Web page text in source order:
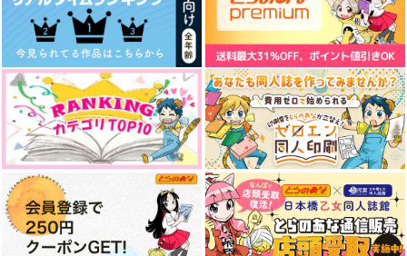
作品詳細 作品詳細 作品詳細
カリジャミの踊ったり
遊んだりする日々
TEAM HARAPEKO
専売 787円
その他
カリム×ジャミル
サンプル
Ne vivam si abis
epica
専売 787円（税込）
その他
カリム×ジャミル
サンプル
Trust me.
qua*
専売 2,829円（税込）
その他
カリム×ジャミル
サンプル